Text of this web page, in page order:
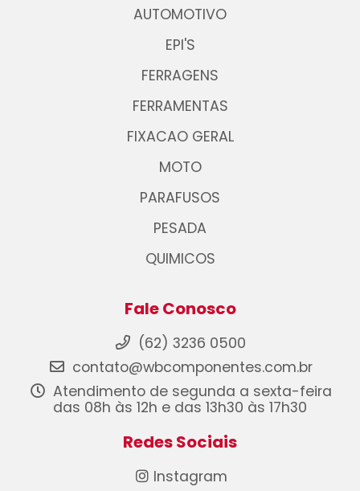
AUTOMOTIVO
EPI'S
FERRAGENS
FERRAMENTAS
FIXACAO GERAL
MOTO
PARAFUSOS
PESADA
QUIMICOS
Fale Conosco
(62) 3236 0500
contato@wbcomponentes.com.br
Atendimento de segunda a sexta-feira
das 08h às 12h e das 13h30 às 17h30
Redes Sociais
Instagram